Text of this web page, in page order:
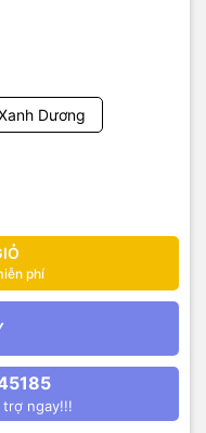
Dương
phí
ngay!!!